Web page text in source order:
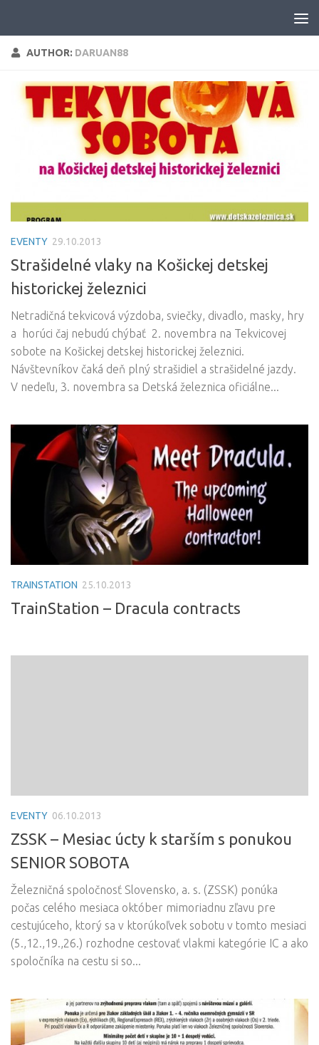
AUTHOR: DARUAN88
EVENTY 29.10.2013
Strašidelné vlaky na Košickej detskej
historickej železnici
Netradičná tekvicová výzdoba, sviečky, divadlo, masky, hry
a horúci čaj nebudú chýbať 2. novembra na Tekvicovej
sobote na Košickej detskej historickej železnici.
Návštevníkov čaká deň plný strašidiel a strašidelné jazdy.
V nedeľu, 3. novembra sa Detská železnica oficiálne...
TRAINSTATION 25.10.2013
TrainStation – Dracula contracts
EVENTY 06.10.2013
ZSSK – Mesiac úcty k starším s ponukou
SENIOR SOBOTA
Železničná spoločnosť Slovensko, a. s. (ZSSK) ponúka
počas celého mesiaca október mimoriadnu zľavu pre
cestujúceho, ktorý sa v ktorúkoľvek sobotu v tomto mesiaci
(5.,12.,19.,26.) rozhodne cestovať vlakmi kategórie IC a ako
spoločníka na cestu si so...